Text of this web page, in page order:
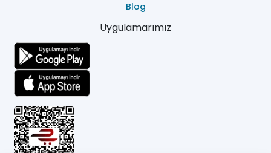
Blog
Uygulamarımız